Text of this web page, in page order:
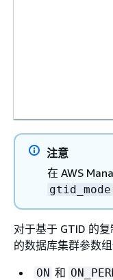
注意
在 AWS
gtid_mode
对于基于 GTID 的
的数据库集群参数组
ON 和